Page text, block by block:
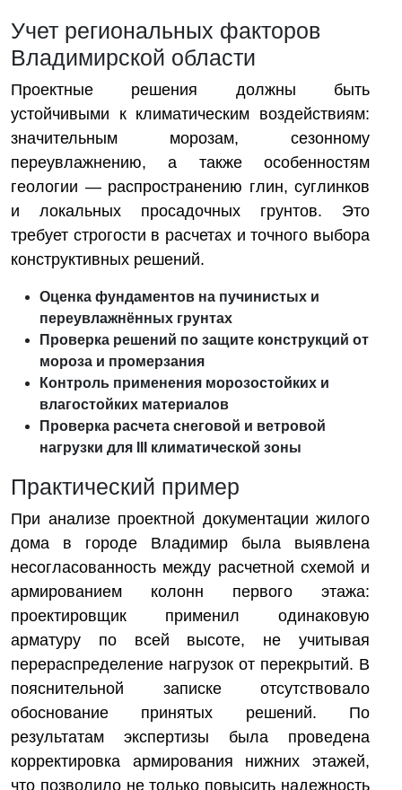
Учет региональных факторов
Владимирской области
Проектные решения должны быть
устойчивыми к климатическим воздействиям:
значительным морозам, сезонному
переувлажнению, а также особенностям
геологии — распространению глин, суглинков
и локальных просадочных грунтов. Это
требует строгости в расчетах и точного выбора
конструктивных решений.
Оценка фундаментов на пучинистых и
переувлажнённых грунтах
Проверка решений по защите конструкций от
мороза и промерзания
Контроль применения морозостойких и
влагостойких материалов
Проверка расчета снеговой и ветровой
нагрузки для III климатической зоны
Практический пример
При анализе проектной документации жилого
дома в городе Владимир была выявлена
несогласованность между расчетной схемой и
армированием колонн первого этажа:
проектировщик применил одинаковую
арматуру по всей высоте, не учитывая
перераспределение нагрузок от перекрытий. В
пояснительной записке отсутствовало
обоснование принятых решений. По
результатам экспертизы была проведена
корректировка армирования нижних этажей,
что позволило не только повысить надежность